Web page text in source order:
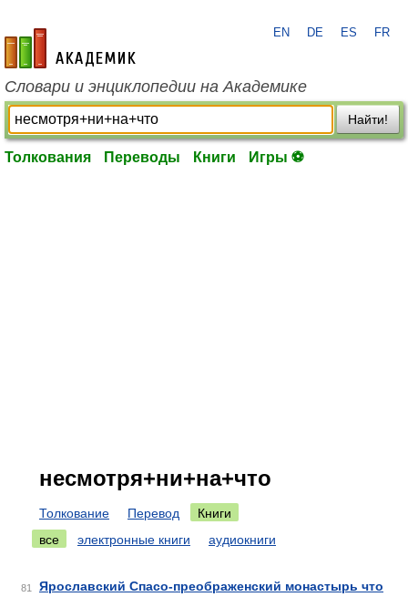
academic.ru
EN DE ES FR
Словари и энциклопедии на Академике
Найти!
Толкования Переводы Книги Игры ⚽
несмотря+ни+на+что
Толкование Перевод
Книги
все
электронные книги аудиокниги
81
Ярославский Спасо-преображенский монастырь что